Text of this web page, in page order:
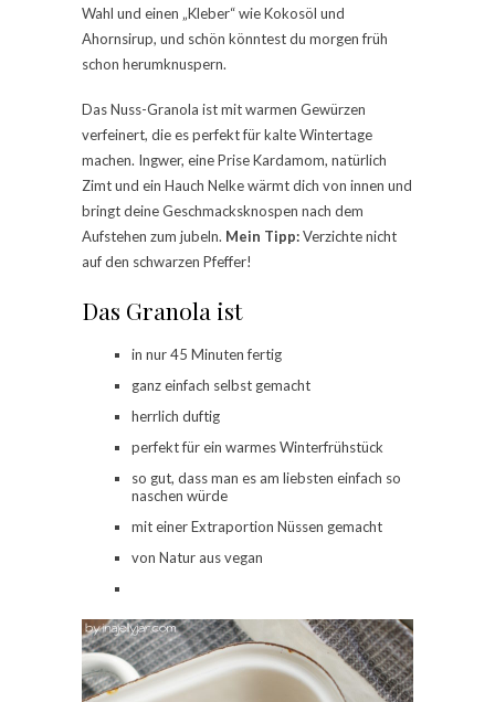
Wahl und einen „Kleber“ wie Kokosöl und
Ahornsirup, und schön könntest du morgen früh
schon herumknuspern.
Das Nuss-Granola ist mit warmen Gewürzen
verfeinert, die es perfekt für kalte Wintertage
machen. Ingwer, eine Prise Kardamom, natürlich
Zimt und ein Hauch Nelke wärmt dich von innen und
bringt deine Geschmacksknospen nach dem
Aufstehen zum jubeln. Mein Tipp:Verzichte nicht
auf den schwarzen Pfeffer!
Das Granola ist
in nur 45 Minuten fertig
ganz einfach selbst gemacht
herrlich duftig
perfekt für ein warmes Winterfrühstück
so gut, dass man es am liebsten einfach so
naschen würde
mit einer Extraportion Nüssen gemacht
von Natur aus vegan